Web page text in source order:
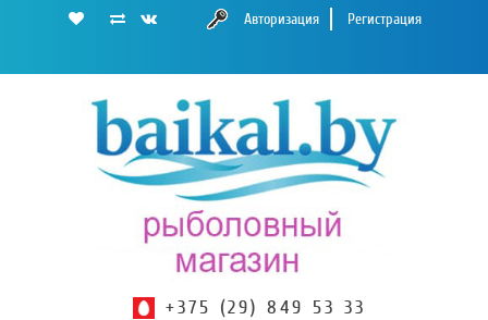
Авторизация Регистрация
+375 (29) 849 53 33